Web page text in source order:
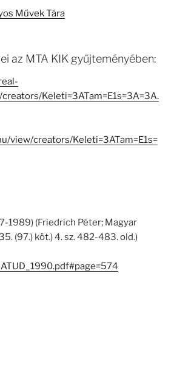
Művek Tára
az MTA KIK gyűjteményében:
Keleti=3ATam=E1s=3A=3A.
view/creators/Keleti=3ATam=E1s=
1989) (Friedrich Péter; Magyar
(97.) köt.) 4. sz. 482-483. old.)